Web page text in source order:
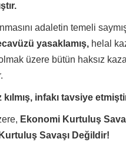
adaletin temeli
yasaklamış, helal
üzere bütün haksız
kılmış, infakı tavsiye
Ekonomi Kurtuluş
Savaşı Değildir!